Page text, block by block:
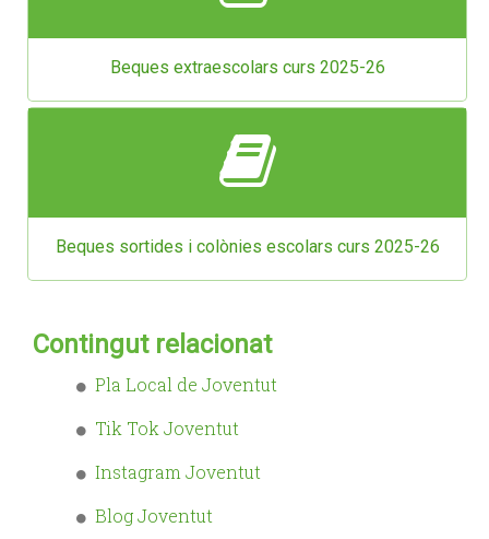
Beques extraescolars curs 2025-26
Beques sortides i colònies escolars curs 2025-26
Contingut relacionat
Pla Local de Joventut
Tik Tok Joventut
Instagram Joventut
Blog Joventut